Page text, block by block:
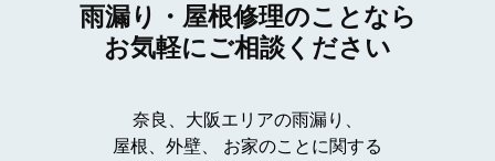
雨漏り・屋根修理のことなら
お気軽にご相談ください
奈良、大阪エリアの雨漏り、
屋根、外壁、
お家のことに関する